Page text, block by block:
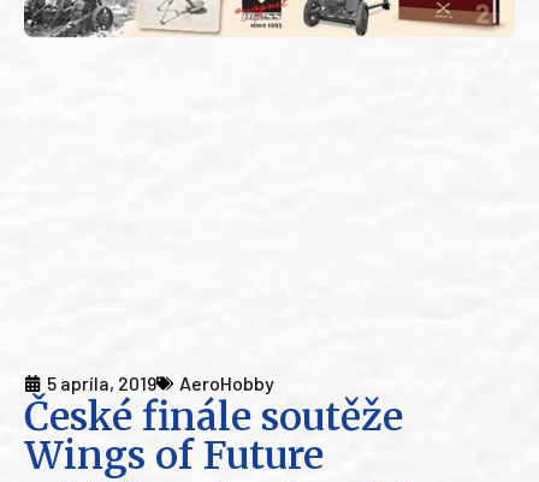
5 apríla, 2019 AeroHobby
České finále soutěže
Wings of Future